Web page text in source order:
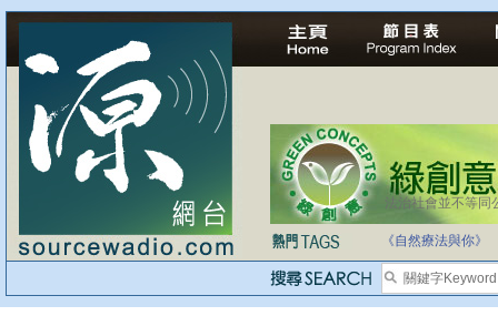
法治社會並不等同
自家教育合法化-
《自然療法與你》